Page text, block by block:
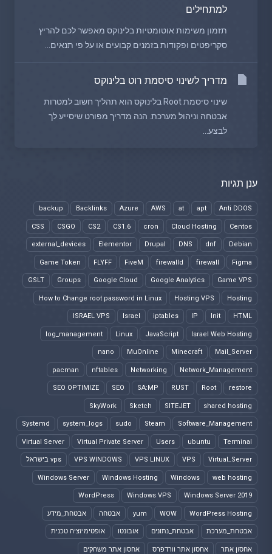
ענן תגיות
Anti DDOS
apt
at
AWS
Azure
Backlinks
backup
Centos
Cloud Hosting
cron
CS1.6
CS2
CSGO
CSS
Debian
dnf
DNS
Drupal
Elementor
external_devices
Figma
firewall
firewalld
FiveM
FLYFF
Game Token
Game VPS
Google Analytics
Google Cloud
Groups
GSLT
Hosting
Hosting VPS
How to Change root password in Linux
HTML
Init
IP
iptables
Israel
ISRAEL VPS
Israel Web Hosting
JavaScript
Linux
log_management
Mail_Server
Minecraft
MuOnline
nano
Network_Management
Networking
nftables
pacman
restore
Root
RUST
SA:MP
SEO
SEO OPTIMIZE
shared hosting
SITEJET
Sketch
SkyWork
Software_Management
Steam
sudo
system_logs
Systemd
Terminal
ubuntu
Users
Virtual Private Server
Virtual Server
Virtual_Server
VPS
VPS LINUX
VPS WINDOWS vps בישראל
web hosting
Windows
Windows Hosting
Windows Server
Windows Server 2019
Windows VPS
WordPress
WordPress Hosting
WOW
yum אבטחה אבטחת_מידע
אבטחת_מערכת אבטחת_נתונים אובונטו אופטימיזציה טכנית
אחסון אתר אחסון אתר וורדפרס אחסון אתר משחקים
למתחילים
תזמון משימות אוטומטיות בלינוקס מאפשר לכם להריץ
סקריפטים ופקודות בזמנים קבועים או על פי תנאים...
מדריך לשינוי סיסמת רוט בלינוקס
שינוי סיסמת Root בלינוקס הוא תהליך חשוב למטרות
אבטחה וניהול מערכת. הנה מדריך מפורט שיסייע לך
לבצע...